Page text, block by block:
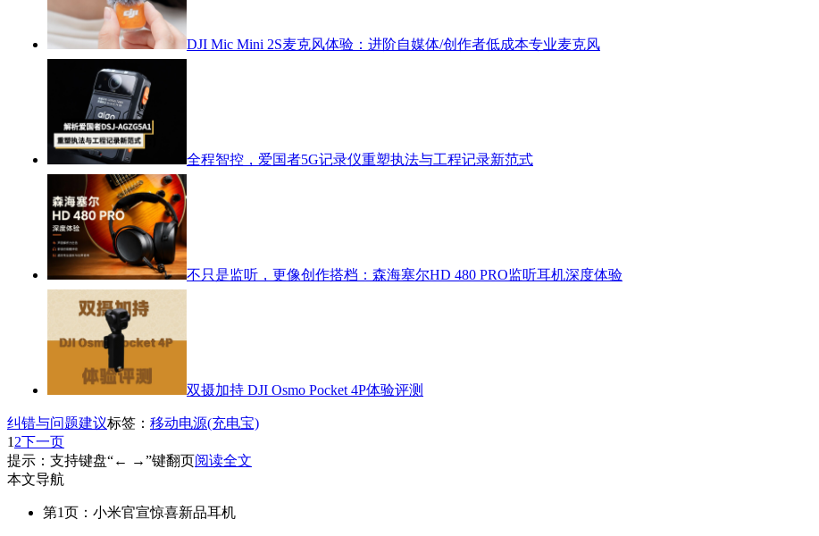
DJI Mic Mini 2S麦克风体验：进阶自媒体/创作者低成本专业麦克风
全程智控，爱国者5G记录仪重塑执法与工程记录新范式
不只是监听，更像创作搭档：森海塞尔HD 480 PRO监听耳机深度体验
双摄加持 DJI Osmo Pocket 4P体验评测
纠错与问题建议标签： 移动电源(充电宝)
1 2下一页
提示：支持键盘“← →”键翻页阅读全文
本文导航
第1页：小米官宣惊喜新品耳机